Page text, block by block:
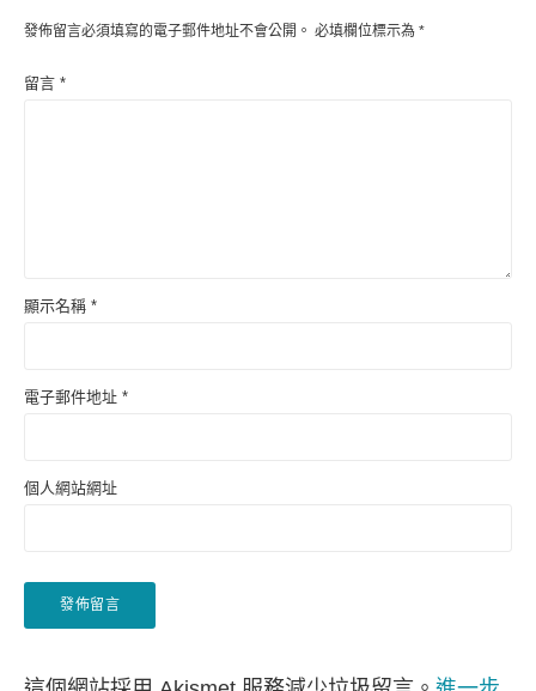
發佈留言必須填寫的電子郵件地址不會公開。 必填欄位標示為 *
留言 *
顯示名稱 *
電子郵件地址 *
個人網站網址